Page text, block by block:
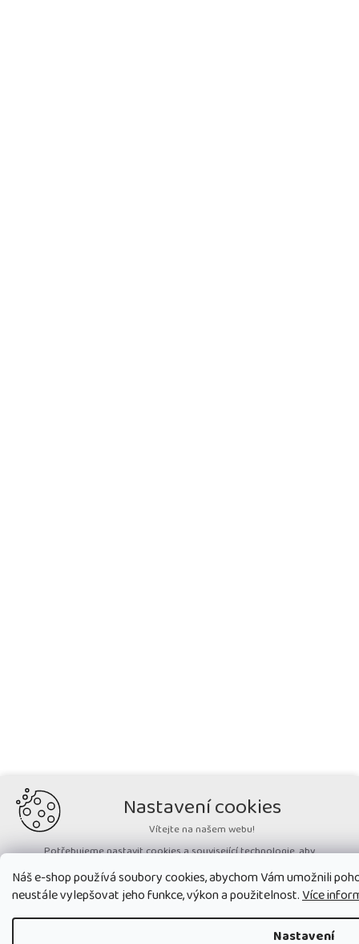
Náš e-shop používá soubory cookies, abychom Vám umožnili
neustále vylepšovat jeho funkce, výkon a použitelnost.Více
Nastavení
Nastavení cookies
Vítejte na našem webu!
Potřebujeme nastavit cookies a související technologie, aby
přesně to, co potřebujete. Soubory cookies používané na našem webu
nikdy neslouží ke zjišťování totožnosti uživatelů stránek.